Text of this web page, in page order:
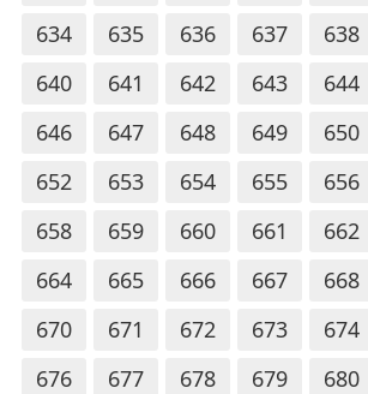
634
635 636 637 638
640
641 642 643 644
646
647 648 649 650
652
653 654 655 656
658
659 660 661 662
664
665 666 667 668
670
671 672 673 674
676
677 678 679 680